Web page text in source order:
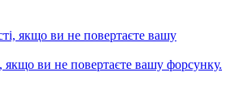
якщо ви не повертаєте вашу форсунку.